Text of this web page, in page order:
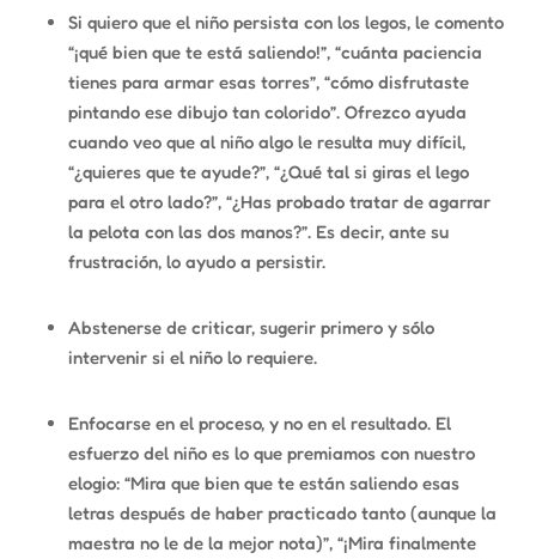
Si quiero que el niño persista con los legos, le comento
“¡qué bien que te está saliendo!”, “cuánta paciencia
tienes para armar esas torres”, “cómo disfrutaste
pintando ese dibujo tan colorido”. Ofrezco ayuda
cuando veo que al niño algo le resulta muy difícil,
“¿quieres que te ayude?”, “¿Qué tal si giras el lego
para el otro lado?”, “¿Has probado tratar de agarrar
la pelota con las dos manos?”. Es decir, ante su
frustración, lo ayudo a persistir.
Abstenerse de criticar, sugerir primero y sólo
intervenir si el niño lo requiere.
Enfocarse en el proceso, y no en el resultado. El
esfuerzo del niño es lo que premiamos con nuestro
elogio: “Mira que bien que te están saliendo esas
letras después de haber practicado tanto (aunque la
maestra no le de la mejor nota)”, “¡Mira finalmente